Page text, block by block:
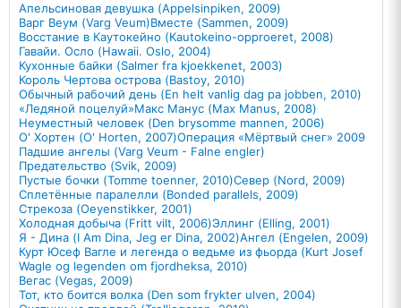
Апельсиновая девушка (Appelsinpiken, 2009)
Варг Веум (Varg Veum)Вместе (Sammen, 2009)
Восстание в Каутокейно (Kautokeino-opproeret, 2008)
Гавайи. Осло (Hawaii. Oslo, 2004)
Кухонные байки (Salmer fra kjoekkenet, 2003)
Король Чертова острова (Bastoy, 2010)
Обычный рабочий день (En helt vanlig dag pa jobben, 2010)
«Ледяной поцелуй»Макс Манус (Max Manus, 2008)
Неуместный человек (Den brysomme mannen, 2006)
О' Хортен (O' Horten, 2007)Операция «Мёртвый снег» 2009
Падшие ангелы (Varg Veum - Falne engler)
Предательство (Svik, 2009)
Пустые бочки (Tomme toenner, 2010)Север (Nord, 2009)
Сплетённые паралелли (Bonded parallels, 2009)
Стрекоза (Oeyenstikker, 2001)
Холодная добыча (Fritt vilt, 2006)Эллинг (Elling, 2001)
Я - Дина (I Am Dina, Jeg er Dina, 2002)Ангел (Engelen, 2009)
Курт Юсеф Вагле и легенда о ведьме из фьорда (Kurt Josef
Wagle og legenden om fjordheksa, 2010)
Вегас (Vegas, 2009)
Тот, кто боится волка (Den som frykter ulven, 2004)